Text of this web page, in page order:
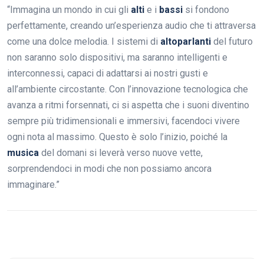
“Immagina un mondo in cui gli alti e i bassi si fondono
perfettamente, creando un’esperienza audio che ti attraversa
come una dolce melodia. I sistemi di altoparlanti del futuro
non saranno solo dispositivi, ma saranno intelligenti e
interconnessi, capaci di adattarsi ai nostri gusti e
all’ambiente circostante. Con l’innovazione tecnologica che
avanza a ritmi forsennati, ci si aspetta che i suoni diventino
sempre più tridimensionali e immersivi, facendoci vivere
ogni nota al massimo. Questo è solo l’inizio, poiché la
musica del domani si leverà verso nuove vette,
sorprendendoci in modi che non possiamo ancora
immaginare.”